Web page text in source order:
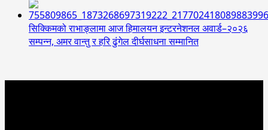
सिक्किमको राभाङ्लामा आज हिमालयन इन्टरनेशनल अवार्ड–२०२६
सम्पन्न, अमर वान्तु र हरि ढुंगेल दीर्घसाधना सम्मानित